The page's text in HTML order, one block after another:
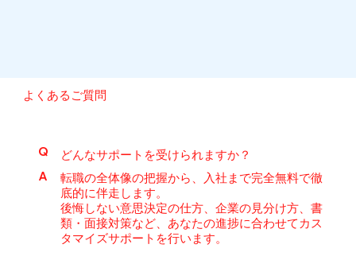
​よくあるご質問
Q
どんなサポートを受けられますか？
A
転職の全体像の把握から、入社まで完全無料で徹
底的に伴走します。
後悔しない意思決定の仕方、企業の見分け方、書
類・面接対策など、あなたの進捗に合わせてカス
タマイズサポートを行います。